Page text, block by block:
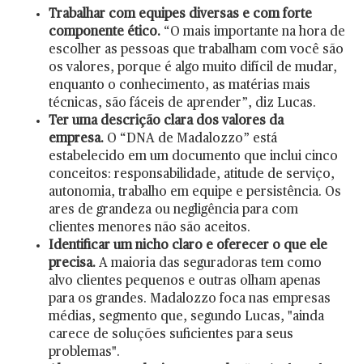
Trabalhar com equipes diversas e com forte
componente ético. “O mais importante na hora de
escolher as pessoas que trabalham com você são
os valores, porque é algo muito difícil de mudar,
enquanto o conhecimento, as matérias mais
técnicas, são fáceis de aprender”, diz Lucas.
Ter uma descrição clara dos valores da
empresa. O “DNA de Madalozzo” está
estabelecido em um documento que inclui cinco
conceitos: responsabilidade, atitude de serviço,
autonomia, trabalho em equipe e persistência. Os
ares de grandeza ou negligência para com
clientes menores não são aceitos.
Identificar um nicho claro e oferecer o que ele
precisa. A maioria das seguradoras tem como
alvo clientes pequenos e outras olham apenas
para os grandes. Madalozzo foca nas empresas
médias, segmento que, segundo Lucas, "ainda
carece de soluções suficientes para seus
problemas".